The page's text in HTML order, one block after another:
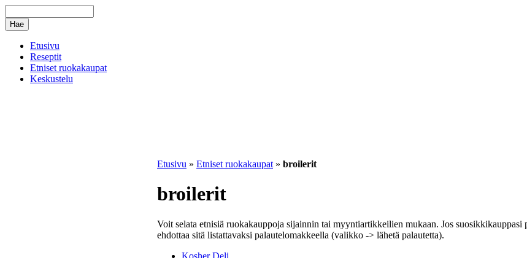
Etusivu
Reseptit
Etniset ruokakaupat
Keskustelu
Etusivu » Etniset ruokakaupat » broilerit
broilerit
Voit selata etnisiä ruokakauppoja sijainnin tai myyntiartikkeilien mukaan. Jos suosikkikauppasi
ehdottaa sitä listattavaksi palautelomakkeella (valikko -> lähetä palautetta).
Kosher Deli